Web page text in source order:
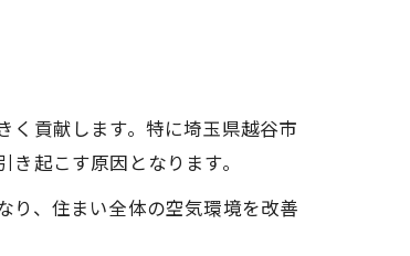
く貢献します。特に埼玉県越谷市
起こす原因となります。
り、住まい全体の空気環境を改善